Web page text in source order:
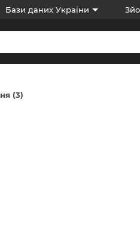
Бази даних України
(3)